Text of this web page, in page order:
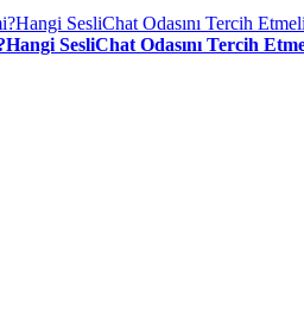
SesliChat Odasını Tercih